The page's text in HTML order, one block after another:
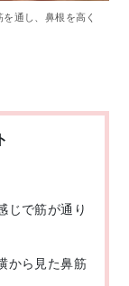
通し、鼻根を高く
じで筋が通り
から見た鼻筋